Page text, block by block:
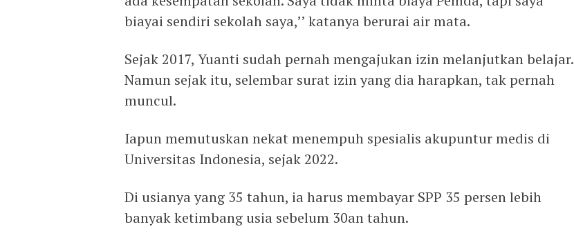
biayai sendiri sekolah saya,’’ katanya berurai air mata.
Sejak 2017, Yuanti sudah pernah mengajukan izin melanjutkan belajar.
Namun sejak itu, selembar surat izin yang dia harapkan, tak pernah
muncul.
Iapun memutuskan nekat menempuh spesialis akupuntur medis di
Universitas Indonesia, sejak 2022.
Di usianya yang 35 tahun, ia harus membayar SPP 35 persen lebih
banyak ketimbang usia sebelum 30an tahun.